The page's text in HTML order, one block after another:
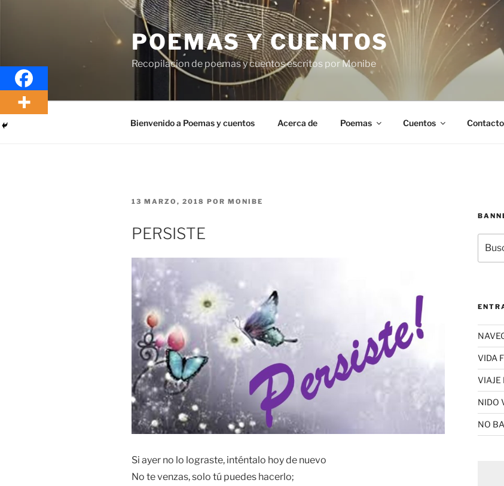
POEMAS Y CUENTOS
Recopilacion de poemas y cuentos escritos por Monibe
Bienvenido a Poemas y cuentos Acerca de Poemas Cuentos Contacto
PUBLICADO
13 MARZO, 2018 POR MONIBE
PERSISTE
Si ayer no lo lograste, inténtalo hoy de nuevo
No te venzas, solo tú puedes hacerlo;
por:
VIDA
VIAJE
NIDO
NO